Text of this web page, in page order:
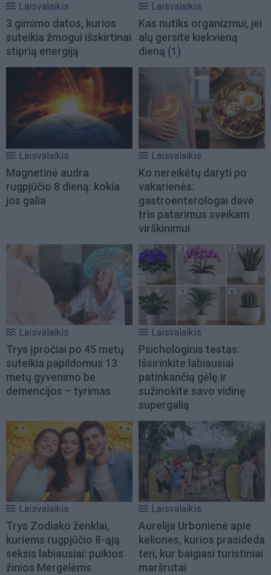
Laisvalaikis
3 gimimo datos, kurios
suteikia žmogui išskirtinai
stiprią energiją
Laisvalaikis
Kas nutiks organizmui, jei
alų gersite kiekvieną
dieną (1)
Laisvalaikis
Magnetinė audra
rugpjūčio 8 dieną: kokia
jos galia
Laisvalaikis
Ko nereikėtų daryti po
vakarienės:
gastroenterologai davė
tris patarimus sveikam
virškinimui
Laisvalaikis
Trys įpročiai po 45 metų
suteikia papildomus 13
metų gyvenimo be
demencijos – tyrimas
Laisvalaikis
Psichologinis testas:
Išsirinkite labiausiai
patinkančią gėlę ir
sužinokite savo vidinę
supergalią
Laisvalaikis
Trys Zodiako ženklai,
kuriems rugpjūčio 8-ąją
seksis labiausiai: puikios
žinios Mergelėms
Laisvalaikis
Aurelija Urbonienė apie
keliones, kurios prasideda
ten, kur baigiasi turistiniai
maršrutai